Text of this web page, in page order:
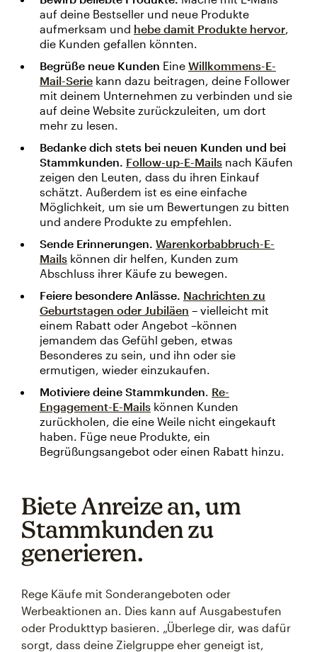
auf deine Bestseller und neue Produkte
aufmerksam und hebe damit Produkte hervor,
die Kunden gefallen könnten.
Begrüße neue Kunden Eine Willkommens-E-
Mail-Serie kann dazu beitragen, deine Follower
mit deinem Unternehmen zu verbinden und sie
auf deine Website zurückzuleiten, um dort
mehr zu lesen.
Bedanke dich stets bei neuen Kunden und bei
Stammkunden. Follow-up-E-Mails nach Käufen
zeigen den Leuten, dass du ihren Einkauf
schätzt. Außerdem ist es eine einfache
Möglichkeit, um sie um Bewertungen zu bitten
und andere Produkte zu empfehlen.
Sende Erinnerungen. Warenkorbabbruch-E-
Mails können dir helfen, Kunden zum
Abschluss ihrer Käufe zu bewegen.
Feiere besondere Anlässe. Nachrichten zu
Geburtstagen oder Jubiläen – vielleicht mit
einem Rabatt oder Angebot –können
jemandem das Gefühl geben, etwas
Besonderes zu sein, und ihn oder sie
ermutigen, wieder einzukaufen.
Motiviere deine Stammkunden. Re-
Engagement-E-Mails können Kunden
zurückholen, die eine Weile nicht eingekauft
haben. Füge neue Produkte, ein
Begrüßungsangebot oder einen Rabatt hinzu.
Biete Anreize an, um
Stammkunden zu
generieren.
Rege Käufe mit Sonderangeboten oder
Werbeaktionen an. Dies kann auf Ausgabestufen
oder Produkttyp basieren. „Überlege dir, was dafür
sorgt, dass deine Zielgruppe eher geneigt ist,